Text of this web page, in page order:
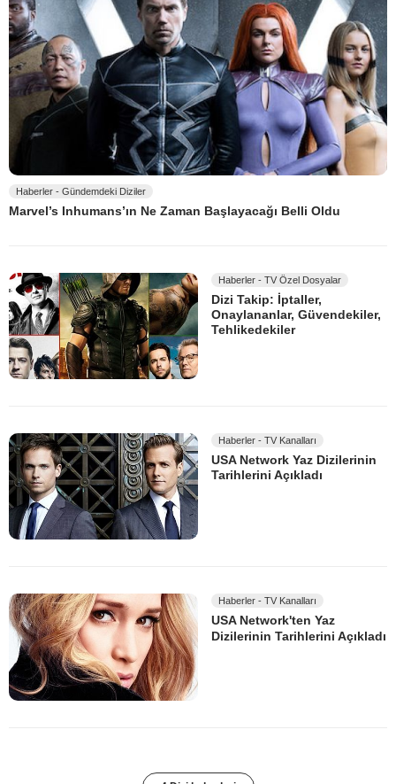
Haberler - Gündemdeki Diziler
Marvel’s Inhumans’ın Ne Zaman Başlayacağı Belli Oldu
Haberler - TV Özel Dosyalar
Dizi Takip: İptaller,
Onaylananlar, Güvendekiler,
Tehlikedekiler
Haberler - TV Kanalları
USA Network Yaz Dizilerinin
Tarihlerini Açıkladı
Haberler - TV Kanalları
USA Network'ten Yaz
Dizilerinin Tarihlerini Açıkladı